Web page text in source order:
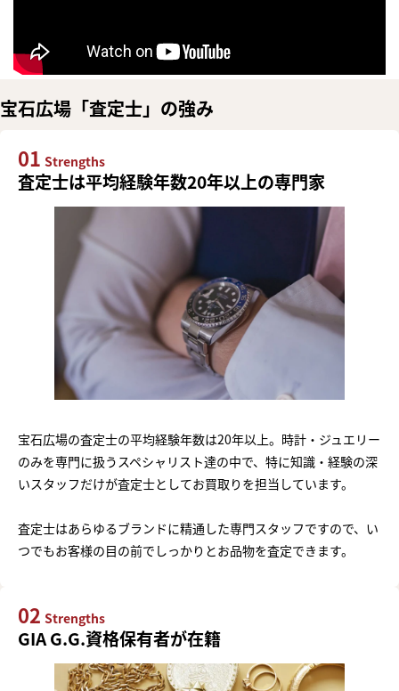
宝石広場「査定士」の強み
01 Strengths
査定士は平均経験年数20年以上の専門家
宝石広場の査定士の平均経験年数は20年以上。時計・ジュエリー
のみを専門に扱うスペシャリスト達の中で、特に知識・経験の深
いスタッフだけが査定士としてお買取りを担当しています。
査定士はあらゆるブランドに精通した専門スタッフですので、い
つでもお客様の目の前でしっかりとお品物を査定できます。
02 Strengths
GIA G.G.資格保有者が在籍